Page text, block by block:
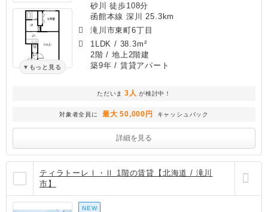
もっと見る
砂川 徒歩108分
函館本線 深川 25.3km
滝川市東町6丁目
1LDK / 38.3m²
2階 / 地上2階建
築9年 / 賃貸アパート
ただいま 3人 が検討中！
対象者全員に 最大 50,000円 キャッシュバック
詳細を見る
ティラトーレⅠ・Ⅱ 1階の賃貸【北海道 / 滝川
市】
NEW